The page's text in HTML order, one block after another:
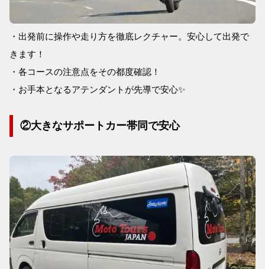
・出発前に操作や走り方を徹底レクチャー。安心して出発で
きます！
・各コースの注意点をその都度確認！
・お手本となるアテンダントが先導で安心✨
②大きなサポートカー帯同で安心